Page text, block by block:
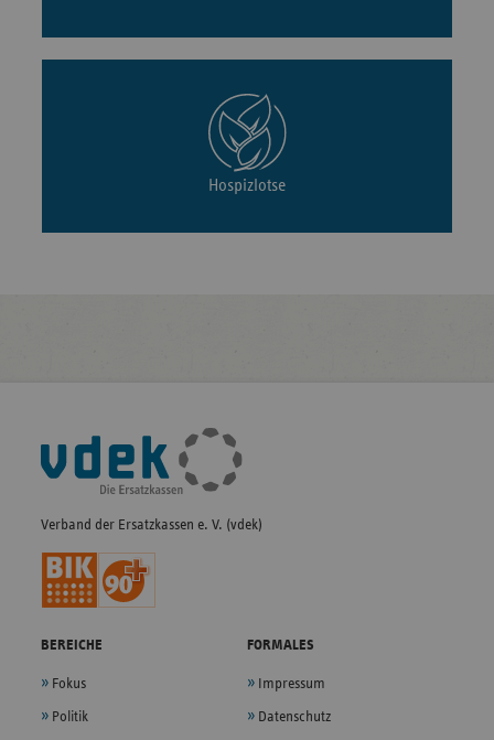
Hospizlotse
Fußleisten-
Navigation
Verband der Ersatzkassen e. V. (vdek)
BEREICHE
Fokus
Politik
FORMALES
Impressum
Datenschutz